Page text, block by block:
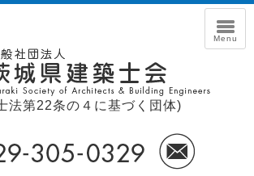
法第22条の４に基づく団体)